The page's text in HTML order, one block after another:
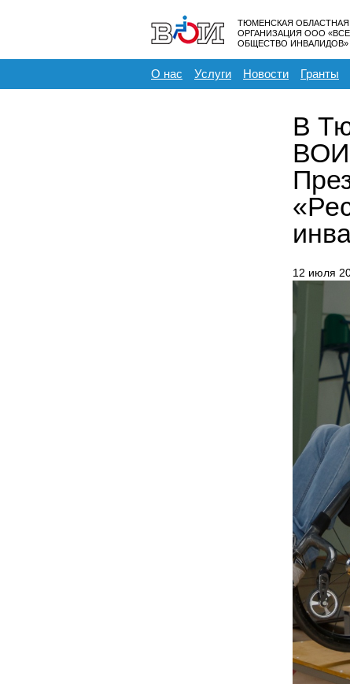
ТЮМЕНСКАЯ ОБЛАСТНАЯ
ОРГАНИЗАЦИЯ ООО
ОБЩЕСТВО ИНВАЛИДОВ»
О нас Услуги Новости Гранты
В
ВОИ
12 июля